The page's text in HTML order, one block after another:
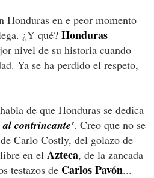
Honduras en e peor momento
¿Y qué? Honduras
nivel de su historia cuando
Ya se ha perdido el respeto,
de que Honduras se dedica
al contrincante'. Creo que no se
de Carlo Costly, del golazo de
en el Azteca, de la zancada
testazos de Carlos Pavón...